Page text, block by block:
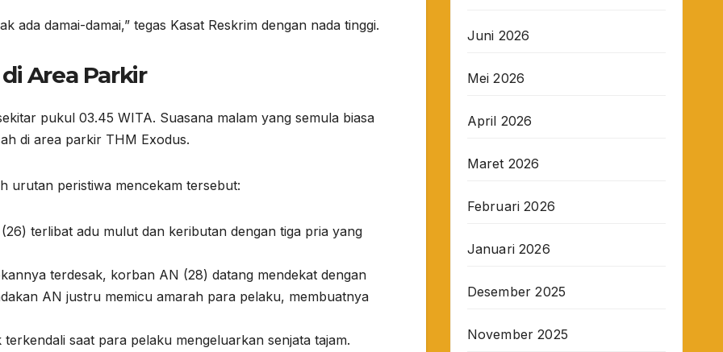
ada damai-damai,” tegas Kasat Reskrim dengan nada tinggi.
Area Parkir
pukul 03.45 WITA. Suasana malam yang semula biasa
di area parkir THM Exodus.
urutan peristiwa mencekam tersebut:
terlibat adu mulut dan keributan dengan tiga pria yang
terdesak, korban AN (28) datang mendekat dengan
AN justru memicu amarah para pelaku, membuatnya
saat para pelaku mengeluarkan senjata tajam.
Juni 2026
Mei 2026
April 2026
Maret 2026
Februari 2026
Januari 2026
Desember 2025
November 2025